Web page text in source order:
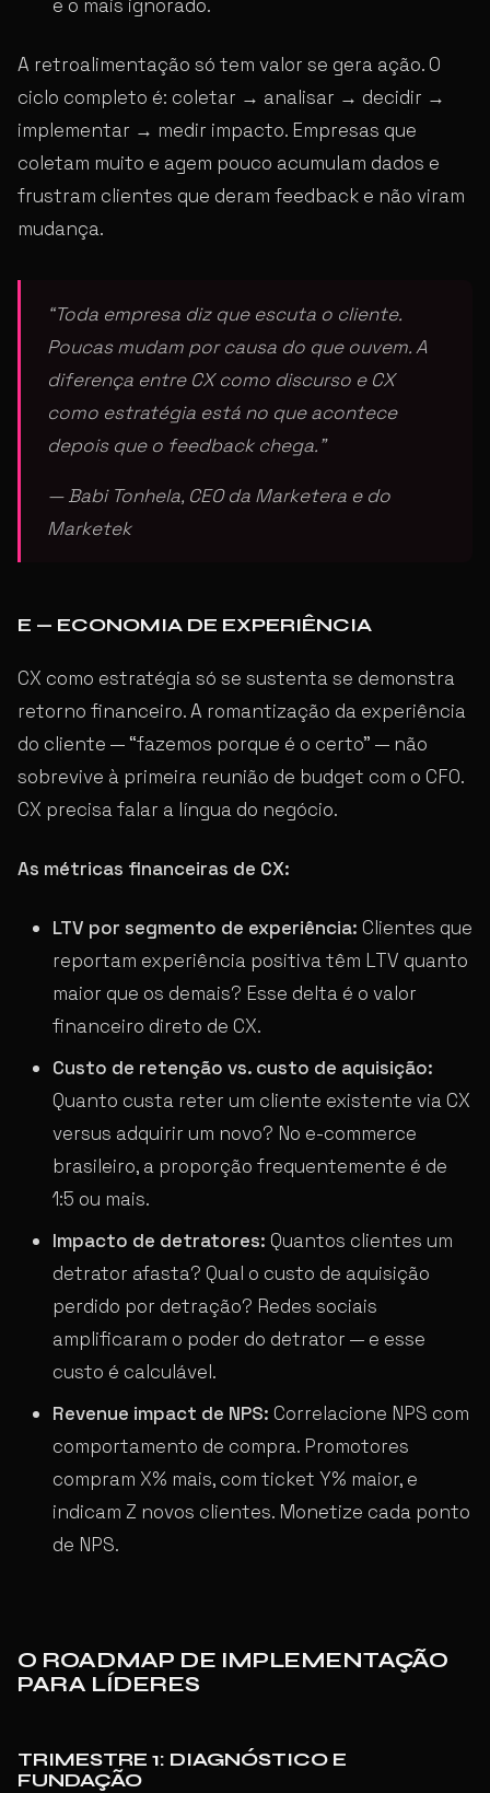
e o mais ignorado.
A retroalimentação só tem valor se gera ação. O
ciclo completo é: coletar → analisar → decidir →
implementar → medir impacto. Empresas que
coletam muito e agem pouco acumulam dados e
frustram clientes que deram feedback e não viram
mudança.
“Toda empresa diz que escuta o cliente.
Poucas mudam por causa do que ouvem. A
diferença entre CX como discurso e CX
como estratégia está no que acontece
depois que o feedback chega.”
— Babi Tonhela, CEO da Marketera e do
Marketek
E — ECONOMIA DE EXPERIÊNCIA
CX como estratégia só se sustenta se demonstra
retorno financeiro. A romantização da experiência
do cliente — “fazemos porque é o certo” — não
sobrevive à primeira reunião de budget com o CFO.
CX precisa falar a língua do negócio.
As métricas financeiras de CX:
LTV por segmento de experiência: Clientes que
reportam experiência positiva têm LTV quanto
maior que os demais? Esse delta é o valor
financeiro direto de CX.
Custo de retenção vs. custo de aquisição:
Quanto custa reter um cliente existente via CX
versus adquirir um novo? No e-commerce
brasileiro, a proporção frequentemente é de
1:5 ou mais.
Impacto de detratores: Quantos clientes um
detrator afasta? Qual o custo de aquisição
perdido por detração? Redes sociais
amplificaram o poder do detrator — e esse
custo é calculável.
Revenue impact de NPS: Correlacione NPS com
comportamento de compra. Promotores
compram X% mais, com ticket Y% maior, e
indicam Z novos clientes. Monetize cada ponto
de NPS.
O ROADMAP DE IMPLEMENTAÇÃO
PARA LÍDERES
TRIMESTRE 1: DIAGNÓSTICO E
FUNDAÇÃO